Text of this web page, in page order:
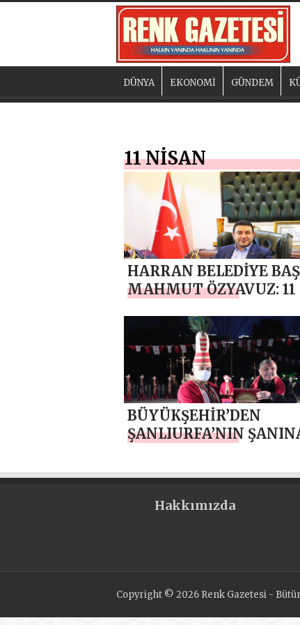
DÜNYA EKONOMİ GÜNDEM
11 NİSAN
HARRAN BELEDİYE
MAHMUT ÖZYAVUZ: 11
DESTANIDIR
BÜYÜKŞEHİR’DEN
ŞANLIURFA’NIN
BULDU
Hakkımızda
Copyright © 2026 Renk Gazetesi - Bütün